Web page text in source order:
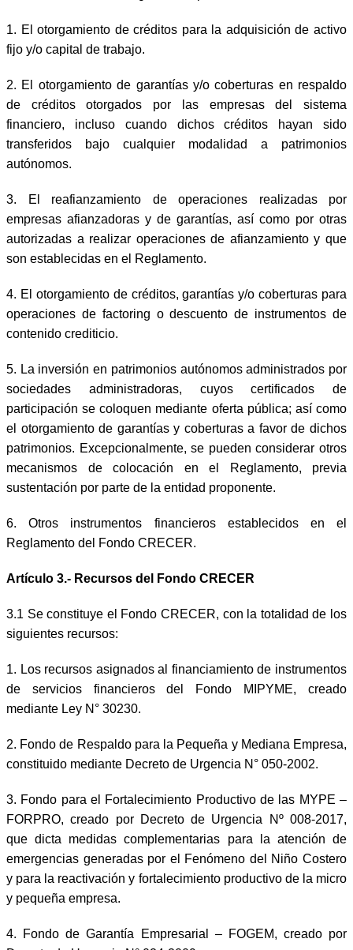
1. El otorgamiento de créditos para la adquisición de activo
fijo y/o capital de trabajo.
2. El otorgamiento de garantías y/o coberturas en respaldo
de créditos otorgados por las empresas del sistema
financiero, incluso cuando dichos créditos hayan sido
transferidos bajo cualquier modalidad a patrimonios
autónomos.
3. El reafianzamiento de operaciones realizadas por
empresas afianzadoras y de garantías, así como por otras
autorizadas a realizar operaciones de afianzamiento y que
son establecidas en el Reglamento.
4. El otorgamiento de créditos, garantías y/o coberturas para
operaciones de factoring o descuento de instrumentos de
contenido crediticio.
5. La inversión en patrimonios autónomos administrados por
sociedades administradoras, cuyos certificados de
participación se coloquen mediante oferta pública; así como
el otorgamiento de garantías y coberturas a favor de dichos
patrimonios. Excepcionalmente, se pueden considerar otros
mecanismos de colocación en el Reglamento, previa
sustentación por parte de la entidad proponente.
6. Otros instrumentos financieros establecidos en el
Reglamento del Fondo CRECER.
Artículo 3.- Recursos del Fondo CRECER
3.1 Se constituye el Fondo CRECER, con la totalidad de los
siguientes recursos:
1. Los recursos asignados al financiamiento de instrumentos
de servicios financieros del Fondo MIPYME, creado
mediante Ley N° 30230.
2. Fondo de Respaldo para la Pequeña y Mediana Empresa,
constituido mediante Decreto de Urgencia N° 050-2002.
3. Fondo para el Fortalecimiento Productivo de las MYPE –
FORPRO, creado por Decreto de Urgencia Nº 008-2017,
que dicta medidas complementarias para la atención de
emergencias generadas por el Fenómeno del Niño Costero
y para la reactivación y fortalecimiento productivo de la micro
y pequeña empresa.
4. Fondo de Garantía Empresarial – FOGEM, creado por